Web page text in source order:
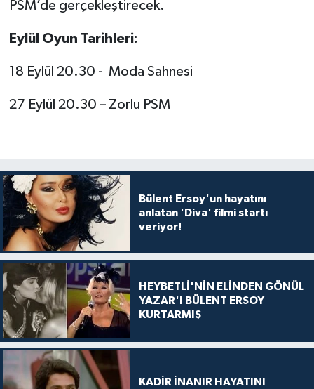
PSM’de gerçekleştirecek.
Eylül Oyun Tarihleri:
18 Eylül 20.30 - Moda Sahnesi
27 Eylül 20.30 – Zorlu PSM
Bülent Ersoy'un hayatını
anlatan 'Diva' filmi startı
veriyor!
HEYBETLİ'NİN ELİNDEN GÖNÜL
YAZAR'I BÜLENT ERSOY
KURTARMIŞ
KADİR İNANIR HAYATINI